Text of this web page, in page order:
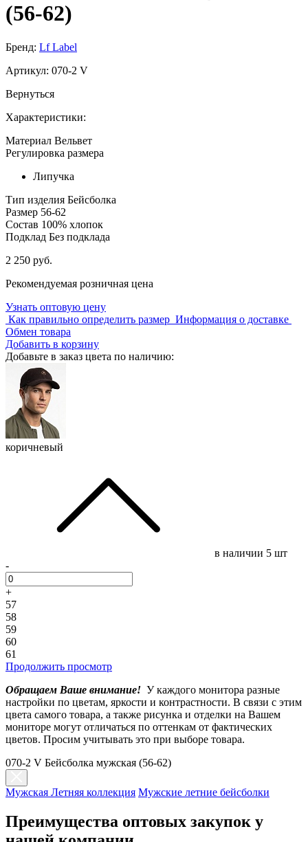
(56-62)
Бренд: Lf Label
Артикул: 070-2 V
Вернуться
Характеристики:
Материал Вельвет
Регулировка размера
Липучка
Тип изделия Бейсболка
Размер 56-62
Состав 100% хлопок
Подклад Без подклада
2 250 руб.
Рекомендуемая розничная цена
Узнать оптовую цену
Как правильно определить размер Информация о доставке
Обмен товара
Добавить в корзину
Добавьте в заказ цвета по наличию:
коричневый
в наличии 5 шт
-
+
57
58
59
60
61
Продолжить просмотр
Обращаем Ваше внимание! У каждого монитора разные
настройки по цветам, яркости и контрастности. В связи с этим
цвета самого товара, а также рисунка и отделки на Вашем
мониторе могут отличаться по оттенкам от фактических
цветов. Просим учитывать это при выборе товара.
070-2 V Бейсболка мужская (56-62)
Мужская Летняя коллекция Мужские летние бейсболки
Преимущества оптовых закупок у